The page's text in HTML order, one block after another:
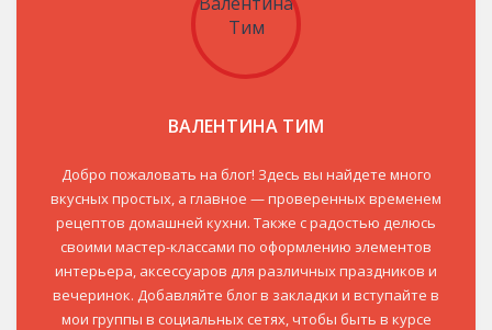
ВАЛЕНТИНА ТИМ
Добро пожаловать на блог! Здесь вы найдете много
вкусных простых, а главное — проверенных временем
рецептов домашней кухни. Также с радостью делюсь
своими мастер-классами по оформлению элементов
интерьера, аксессуаров для различных праздников и
вечеринок. Добавляйте блог в закладки и вступайте в
мои группы в социальных сетях, чтобы быть в курсе